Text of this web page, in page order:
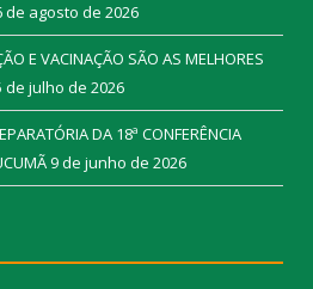
de agosto de 2026
E VACINAÇÃO SÃO AS MELHORES
de julho de 2026
DA 18ª CONFERÊNCIA
9 de junho de 2026